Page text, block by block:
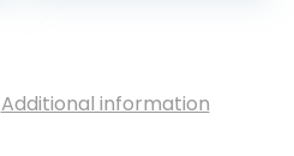
Additional information